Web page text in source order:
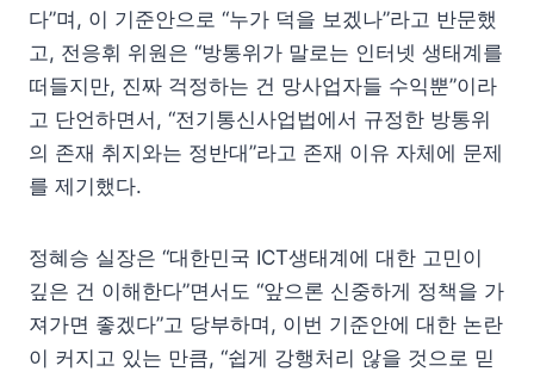
다”며, 이 기준안으로 “누가 덕을 보겠나”라고 반문했
고, 전응휘 위원은 “방통위가 말로는 인터넷 생태계를
떠들지만, 진짜 걱정하는 건 망사업자들 수익뿐”이라
고 단언하면서, “전기통신사업법에서 규정한 방통위
의 존재 취지와는 정반대”라고 존재 이유 자체에 문제
를 제기했다.
정혜승 실장은 “대한민국 ICT생태계에 대한 고민이
깊은 건 이해한다”면서도 “앞으론 신중하게 정책을 가
져가면 좋겠다”고 당부하며, 이번 기준안에 대한 논란
이 커지고 있는 만큼, “쉽게 강행처리 않을 것으로 믿